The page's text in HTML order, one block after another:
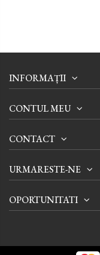
INFORMAȚII
CONTUL MEU
CONTACT
URMARESTE-NE
OPORTUNITATI